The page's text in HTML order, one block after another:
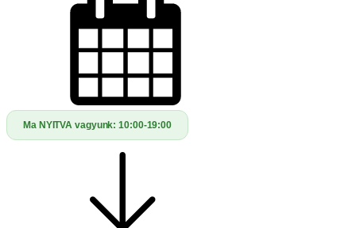
Ma NYITVA vagyunk:10:00-19:00